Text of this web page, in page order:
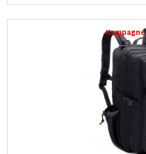
Kampagne